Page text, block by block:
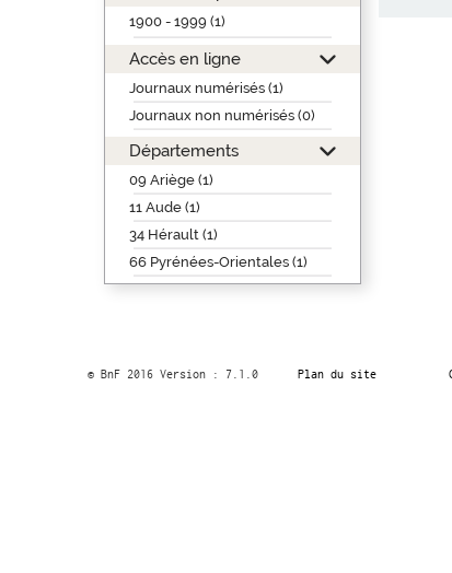
1900 - 1999 (1)
Accès en ligne
Journaux numérisés (1)
Journaux non numérisés (0)
Départements
09 Ariège (1)
11 Aude (1)
34 Hérault (1)
66 Pyrénées-Orientales (1)
© BnF 2016 Version : 7.1.0 Plan du site